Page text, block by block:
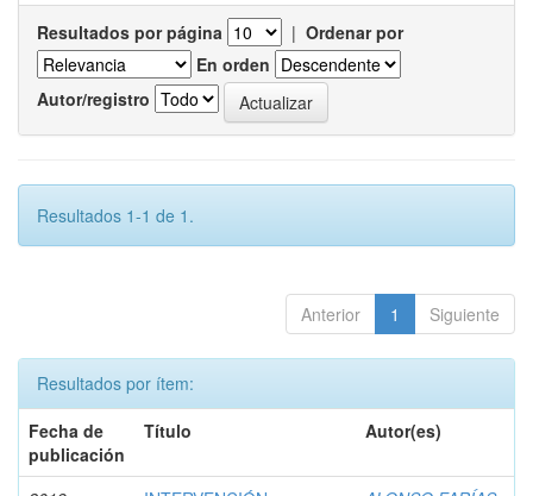
Resultados por página | Ordenar por
En orden
Autor/registro
Resultados 1-1 de 1.
Anterior 1 Siguiente
Resultados por ítem:
Fecha de
publicación
Título Autor(es)